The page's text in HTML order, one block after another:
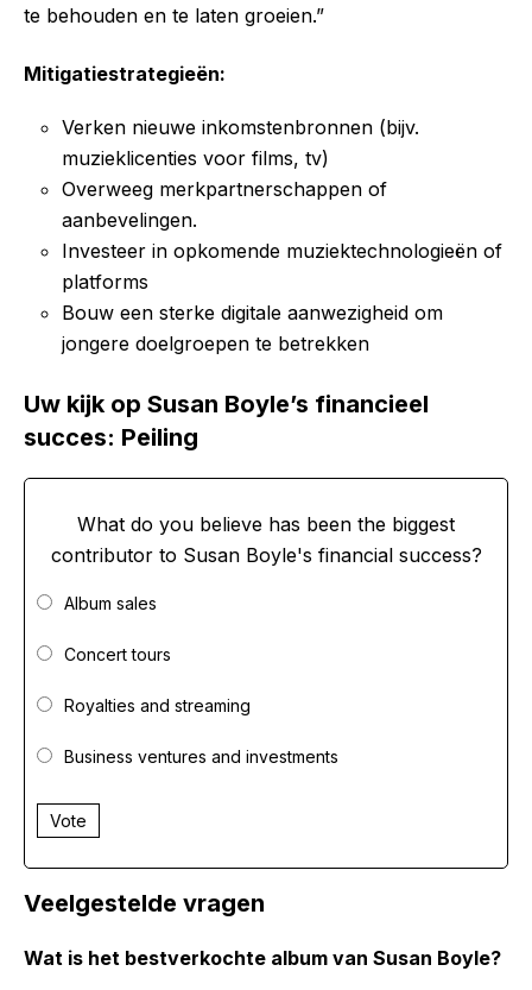
te behouden en te laten groeien.”
Mitigatiestrategieën:
Verken nieuwe inkomstenbronnen (bijv.
muzieklicenties voor films, tv)
Overweeg merkpartnerschappen of
aanbevelingen.
Investeer in opkomende muziektechnologieën of
platforms
Bouw een sterke digitale aanwezigheid om
jongere doelgroepen te betrekken
Uw kijk op Susan Boyle’s financieel
succes: Peiling
What do you believe has been the biggest
contributor to Susan Boyle's financial success?
Album sales
Concert tours
Royalties and streaming
Business ventures and investments
Vote
Veelgestelde vragen
Wat is het bestverkochte album van Susan Boyle?